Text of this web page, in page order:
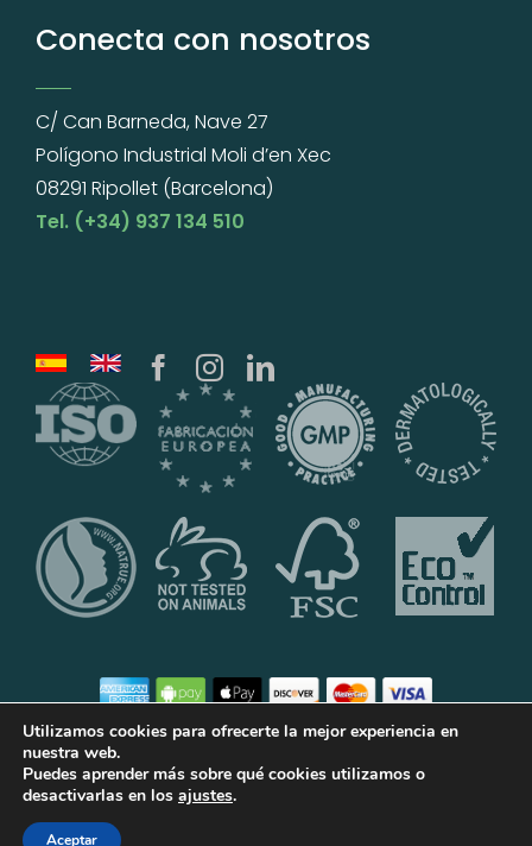
Conecta con nosotros
C/ Can Barneda, Nave 27
Polígono Industrial Moli d’en Xec
08291 Ripollet (Barcelona)
Tel. (+34) 937 134 510
©2020 Laboratorios Klein Cosmetica, S.L.U.
Utilizamos cookies para ofrecerte la mejor experiencia en
nuestra web.
Puedes aprender más sobre qué cookies utilizamos o
desactivarlas en los ajustes.
Aceptar